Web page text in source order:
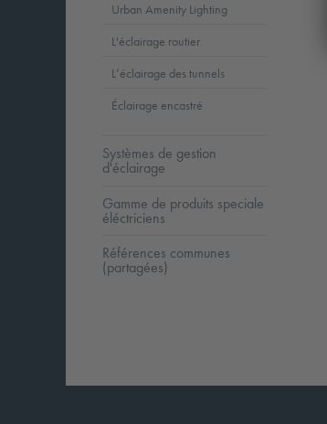
Urban Amenity Lighting
L'éclairage routier
L’éclairage des tunnels
Éclairage encastré
Systèmes de gestion
d'éclairage
Gamme de produits speciale
éléctriciens
Références communes
(partagées)